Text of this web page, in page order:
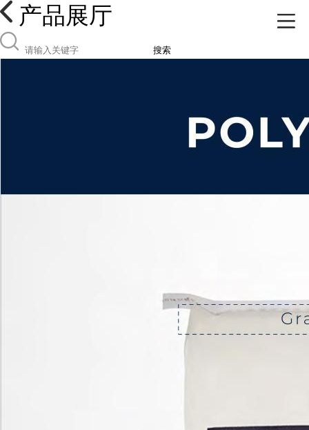
产品展厅
搜索